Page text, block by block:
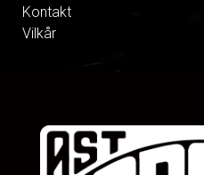
Kontakt
Vilkår